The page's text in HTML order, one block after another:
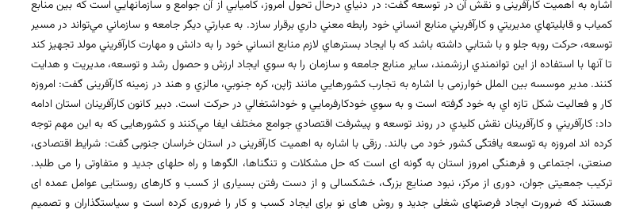
اشاره به اهمیت کارآفرینی و نقش آن در توسعه گفت: در دنياي درحال تحول امروز، كاميابي از آن جوامع و سازمانهايي است كه بين منابع
كمياب و قابليتهاي مديريتي و كارآفريني منابع انساني خود رابطه معني داري برقرار سازد. به عبارتي ديگر جامعه و سازماني مي‌تواند در مسير
توسعه، حركت روبه جلو و با شتابي داشته باشد كه با ايجاد بسترهاي لازم منابع انساني خود را به دانش و مهارت كارآفريني مولد تجهيز كند
تا آنها با استفاده از اين توانمندي ارزشمند، ساير منابع جامعه و سازمان را به سوي ايجاد ارزش و حصول رشد و توسعه، مديريت و هدايت
كنند. مدیر موسسه بین الملل خوارزمی با اشاره به تجارب كشورهايي مانند ژاپن، كره جنوبي، مالزي و هند در زمینه کارآفرینی گفت: امروزه
كار و فعاليت شكل تازه اي به خود گرفته است و به سوي خودكارفرمايي و خوداشتغالي در حركت است. دبیر کانون کارآفرینان استان ادامه
داد: كارآفريني و كارآفرينان نقش كليدي در روند توسعه و پيشرفت اقتصادي جوامع مختلف ايفا مي‌كنند و کشورهایی که به این مهم توجه
کرده اند امروزه به توسعه یافتگی کشور خود می بالند. رزقی با اشاره به اهمیت کارآفرینی در استان خراسان جنوبی گفت: شرایط اقتصادی،
صنعتی، اجتماعی و فرهنگی امروز استان به گونه ای است که حل مشکلات و تنگناها، الگوها و راه حلهای جدید و متفاوتی را می طلبد.
ترکیب جمعیتی جوان، دوری از مرکز، نبود صنایع بزرگ، خشکسالی و از دست رفتن بسیاری از کسب و کارهای روستایی عوامل عمده ای
هستند که ضرورت ایجاد فرصتهای شغلی جدید و روش های نو برای ایجاد کسب و کار را ضروری کرده است و سیاستگذاران و تصمیم